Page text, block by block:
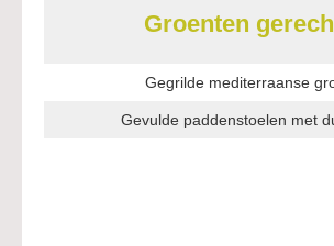
Groenten
Gegrilde mediterraanse
Gevulde paddenstoelen met